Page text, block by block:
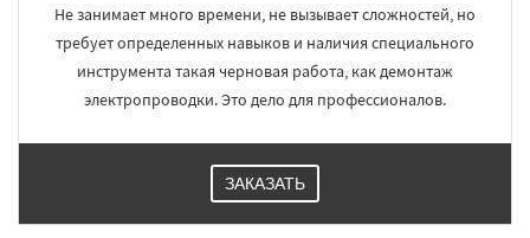
Не занимает много времени, не вызывает сложностей, но
требует определенных навыков и наличия специального
инструмента такая черновая работа, как демонтаж
электропроводки. Это дело для профессионалов.
ЗАКАЗАТЬ